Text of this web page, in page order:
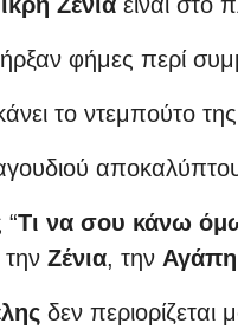
φήμες περί
το ντεμπούτο
“Τι να σου κάνω
την Ζένια, την Αγάπη
δεν